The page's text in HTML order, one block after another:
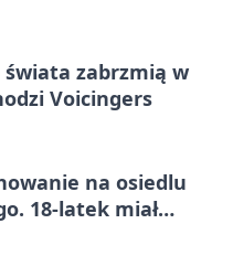
świata zabrzmią w
Voicingers
na osiedlu
18-latek miał